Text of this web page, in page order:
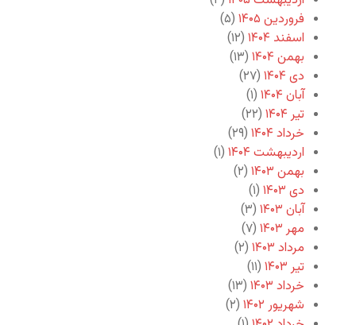
فروردین ۱۴۰۵
(۵)
اسفند ۱۴۰۴
(۱۲)
بهمن ۱۴۰۴
(۱۳)
دی ۱۴۰۴
(۲۷)
آبان ۱۴۰۴
(۱)
تیر ۱۴۰۴
(۲۲)
خرداد ۱۴۰۴
(۲۹)
اردیبهشت ۱۴۰۴
(۱)
بهمن ۱۴۰۳
(۲)
دی ۱۴۰۳
(۱)
آبان ۱۴۰۳
(۳)
مهر ۱۴۰۳
(۷)
مرداد ۱۴۰۳
(۲)
تیر ۱۴۰۳
(۱۱)
خرداد ۱۴۰۳
(۱۳)
شهریور ۱۴۰۲
(۲)